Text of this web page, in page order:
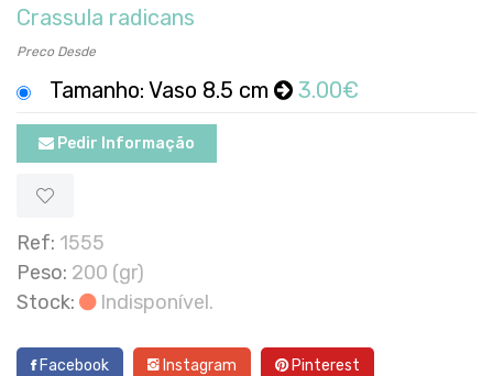
Crassula radicans
Preco Desde
Tamanho: Vaso 8.5 cm 3.00€
Pedir Informação
Ref: 1555
Peso: 200 (gr)
Stock:
Indisponível.
Facebook Instagram Pinterest